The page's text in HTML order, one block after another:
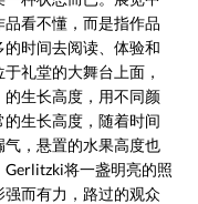
看不懂，而是指作品
时间去阅读、体验和
礼堂的大舞台上面，
生长高度，用不同颜
生长高度，随着时间
，悬置的水果高度也
将一盏明亮的照
而有力，路过的观众